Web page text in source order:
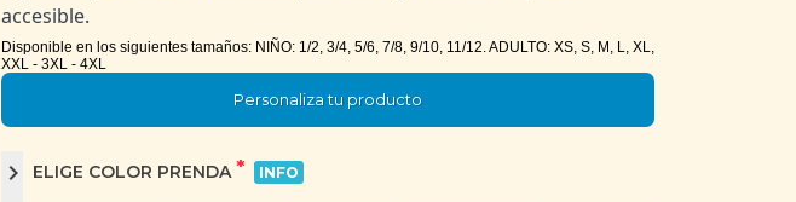
accesible.
Disponible en los siguientes tamaños: NIÑO: 1/2, 3/4, 5/6, 7/8, 9/10, 11/12. ADULTO: XS, S, M, L, XL,
XXL - 3XL - 4XL
Personaliza tu producto
chevron_right ELIGE COLOR PRENDA * INFO